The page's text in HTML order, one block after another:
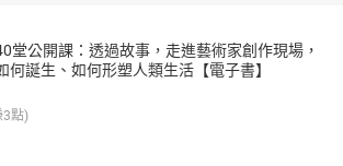
、對自己困惑、對未來焦慮，本書將帶你看
而是你從沒學過怎麼修正。本書就是一份操作
自己心理系統的主程式設計師。
關係互動與選擇困難，其實都來自一套早已寫
堂公開課：透過故事，走進藝術家創作現場，
何誕生、如何形塑人類生活【電子書】
3點)